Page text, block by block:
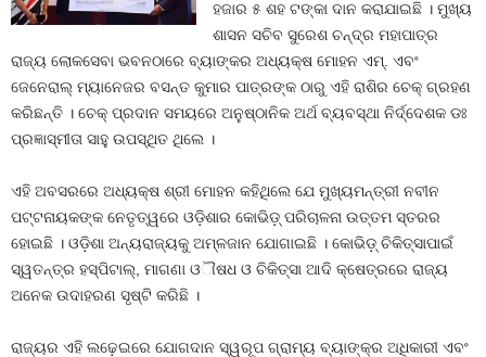
ହଜାର ୫ ଶହ ଟଙ୍କା ଦାନ କରାଯାଇଛି । ମୁଖ୍ୟ
ଶାସନ ସଚିବ ସୁରେଶ ଚନ୍ଦ୍ର ମହାପାତ୍ର
ରାଜ୍ୟ ଲୋକସେବା ଭବନଠାରେ ବ୍ୟାଙ୍କର ଅଧ୍ୟକ୍ଷ ମୋହନ ଏମ୍. ଏବଂ
ଜେନେରାଲ୍ ମ୍ୟାନେଜର ବସନ୍ତ କୁମାର ପାତ୍ରଙ୍କ ଠାରୁ ଏହି ରାଶିର ଚେକ୍ ଗ୍ରହଣ
କରିଛନ୍ତି । ଚେକ୍ ପ୍ରଦାନ ସମୟରେ ଅନୁଷ୍ଠାନିକ ଅର୍ଥ ବ୍ୟବସ୍ଥା ନିର୍ଦ୍ଦେଶକ ଡଃ
ପ୍ରଜ୍ଞାସ୍ମୀତା ସାହୁ ଉପସ୍ଥିତ ଥିଲେ ।
ଏହି ଅବସରରେ ଅଧ୍ୟକ୍ଷ ଶ୍ରୀ ମୋହନ କହିଥିଲେ ଯେ ମୁଖ୍ୟମନ୍ତ୍ରୀ ନବୀନ
ପଟ୍ଟନାୟକଙ୍କ ନେତୃତ୍ୱରେ ଓଡ଼ିଶାର କୋଭିଡ଼୍ ପରିଚାଳନା ଉତ୍ତମ ସ୍ତରର
ହୋଇଛି । ଓଡ଼ିଶା ଅନ୍ୟରାଜ୍ୟକୁ ଅମ୍ଳଜାନ ଯୋଗାଇଛି । କୋଭିଡ଼୍ ଚିକିତ୍ସାପାଇଁ
ସ୍ୱତନ୍ତ୍ର ହସ୍ପିଟାଲ୍, ମାଗଣା ଓୗଷଧ ଓ ଚିକିତ୍ସା ଆଦି କ୍ଷେତ୍ରରେ ରାଜ୍ୟ
ଅନେକ ଉଦାହରଣ ସୃଷ୍ଟି କରିଛି ।
ରାଜ୍ୟର ଏହି ଲଢ଼େଇରେ ଯୋଗଦାନ ସ୍ୱରୂପ ଗ୍ରାମ୍ୟ ବ୍ୟାଙ୍କ୍ର ଅଧିକାରୀ ଏବଂ